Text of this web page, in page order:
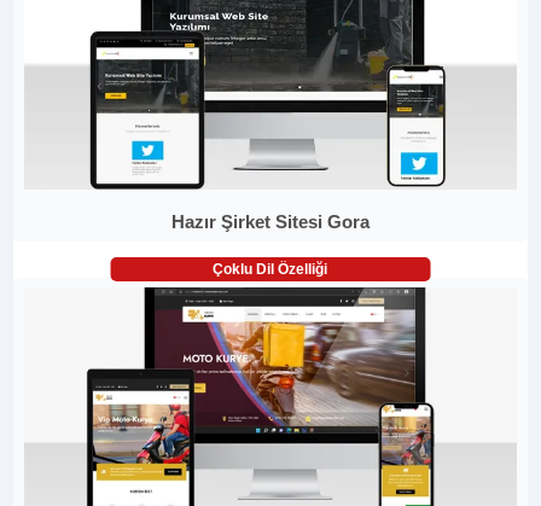
Hazır Şirket Sitesi Gora
Çoklu Dil Özelliği